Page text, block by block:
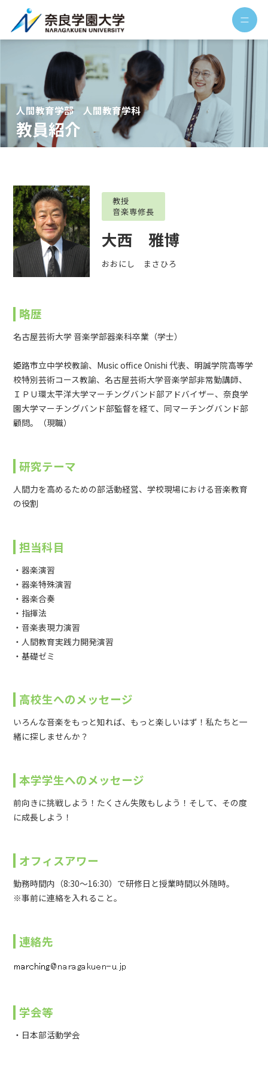
人間教育学部 人間教育学科
教員紹介
教授
音楽専修長
大西 雅博
おおにし まさひろ
略歴
名古屋芸術大学 音楽学部器楽科卒業（学士）
姫路市立中学校教諭、Music office Onishi 代表、明誠学院高等学
校特別芸術コース教諭、名古屋芸術大学音楽学部非常勤講師、
ＩＰＵ環太平洋大学マーチングバンド部アドバイザー、奈良学
園大学マーチングバンド部監督を経て、同マーチングバンド部
顧問。（現職）
研究テーマ
人間力を高めるための部活動経営、学校現場における音楽教育
の役割
担当科目
・器楽演習
・器楽特殊演習
・器楽合奏
・指揮法
・音楽表現力演習
・人間教育実践力開発演習
・基礎ゼミ
高校生へのメッセージ
いろんな音楽をもっと知れば、もっと楽しいはず！私たちと一
緒に探しませんか？
本学学生へのメッセージ
前向きに挑戦しよう！たくさん失敗もしよう！そして、その度
に成長しよう！
オフィスアワー
勤務時間内（8:30～16:30）で研修日と授業時間以外随時。
※事前に連絡を入れること。
連絡先
学会等
・日本部活動学会